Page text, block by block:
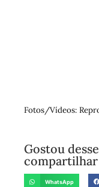
Fotos/Vídeos:
Gostou
compartilhar
WhatsApp